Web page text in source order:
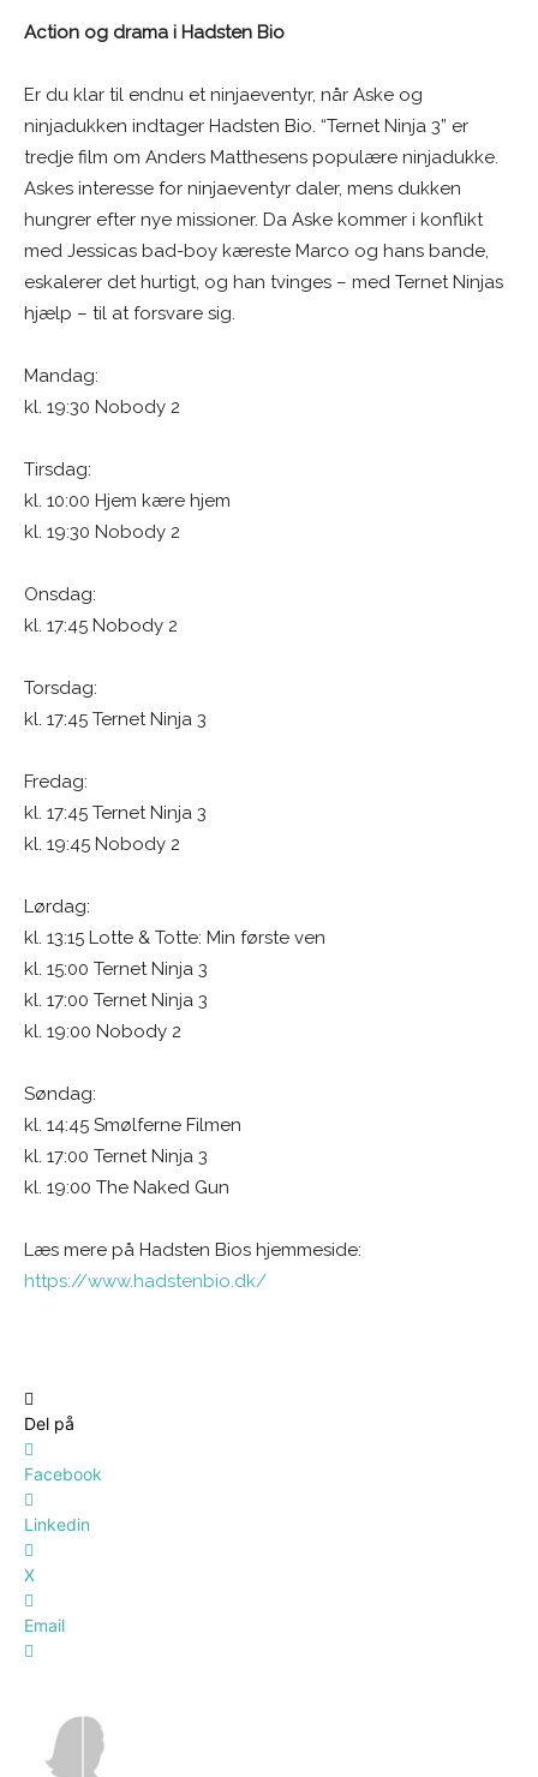
Action og drama i Hadsten Bio
Er du klar til endnu et ninjaeventyr, når Aske og
ninjadukken indtager Hadsten Bio. “Ternet Ninja 3” er
tredje film om Anders Matthesens populære ninjadukke.
Askes interesse for ninjaeventyr daler, mens dukken
hungrer efter nye missioner. Da Aske kommer i konflikt
med Jessicas bad-boy kæreste Marco og hans bande,
eskalerer det hurtigt, og han tvinges – med Ternet Ninjas
hjælp – til at forsvare sig.
Mandag:
kl. 19:30 Nobody 2
Tirsdag:
kl. 10:00 Hjem kære hjem
kl. 19:30 Nobody 2
Onsdag:
kl. 17:45 Nobody 2
Torsdag:
kl. 17:45 Ternet Ninja 3
Fredag:
kl. 17:45 Ternet Ninja 3
kl. 19:45 Nobody 2
Lørdag:
kl. 13:15 Lotte & Totte: Min første ven
kl. 15:00 Ternet Ninja 3
kl. 17:00 Ternet Ninja 3
kl. 19:00 Nobody 2
Søndag:
kl. 14:45 Smølferne Filmen
kl. 17:00 Ternet Ninja 3
kl. 19:00 The Naked Gun
Læs mere på Hadsten Bios hjemmeside:
https://www.hadstenbio.dk/
Del på
Facebook
Linkedin
X
Email